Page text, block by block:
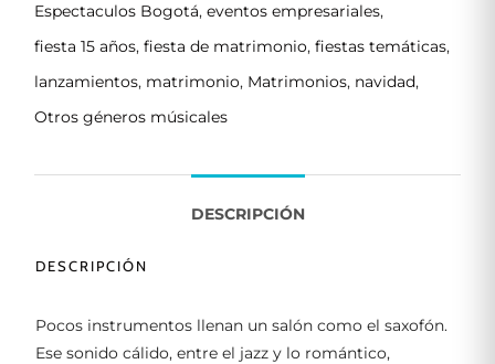
Espectaculos Bogotá, eventos empresariales,
fiesta 15 años, fiesta de matrimonio, fiestas temáticas,
lanzamientos, matrimonio, Matrimonios, navidad,
Otros géneros músicales
DESCRIPCIÓN
DESCRIPCIÓN
Pocos instrumentos llenan un salón como el saxofón.
Ese sonido cálido, entre el jazz y lo romántico,